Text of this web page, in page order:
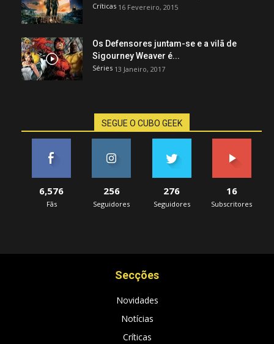
Críticas 16 Fevereiro, 2015
Os Defensores juntam-se e a vilã de
Sigourney Weaver é...
Séries 13 Janeiro, 2017
SEGUE O CUBO GEEK
6,576
Fãs
256
Seguidores
276
Seguidores
16
Subscritores
Secções
Novidades
Notícias
Críticas